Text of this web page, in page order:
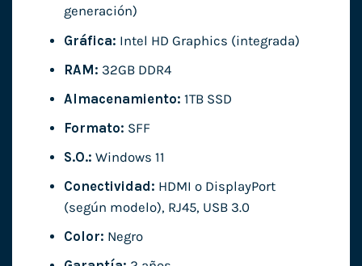
generación)
Gráfica: Intel HD Graphics (integrada)
RAM: 32GB DDR4
Almacenamiento: 1TB SSD
Formato: SFF
S.O.: Windows 11
Conectividad: HDMI o DisplayPort
(según modelo), RJ45, USB 3.0
Color: Negro